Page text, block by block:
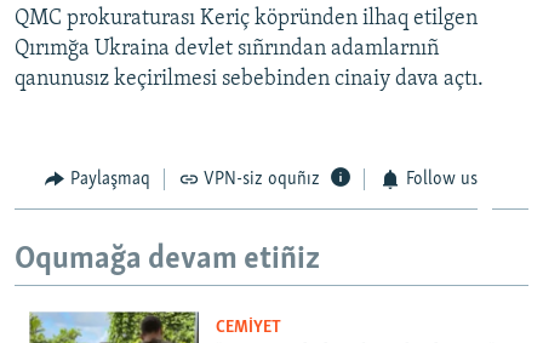
QMC prokuraturası Keriç köpründen ilhaq etilgen
Qırımğa Ukraina devlet sıñrından adamlarnıñ
qanunusız keçirilmesi sebebinden cinaiy dava açtı.
Paylaşmaq VPN-siz oquñız Follow us
Oqumağa devam etiñiz
CEMİYET